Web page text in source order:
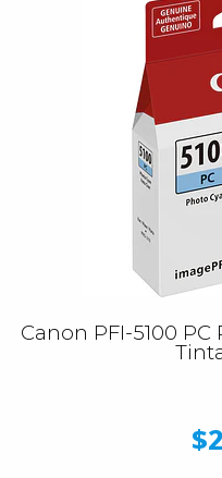
Canon PFI-5100 PC